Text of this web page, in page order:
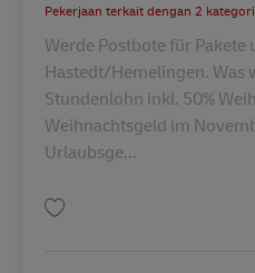
Pekerjaan terkait dengan 2 kategori
Werde Postbote für
Hastedt/Hemelingen. Was
Stundenlohn inkl. 50%
Weihnachtsgeld im
Urlaubsge...